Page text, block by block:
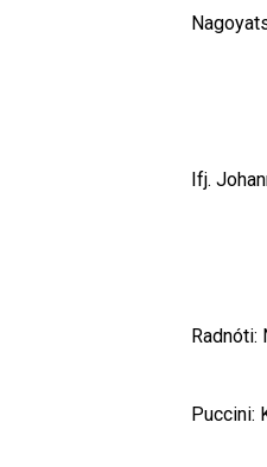
Ifj.
Radnóti:
Puccini: